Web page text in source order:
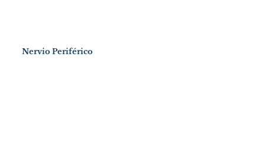
Nervio Periférico